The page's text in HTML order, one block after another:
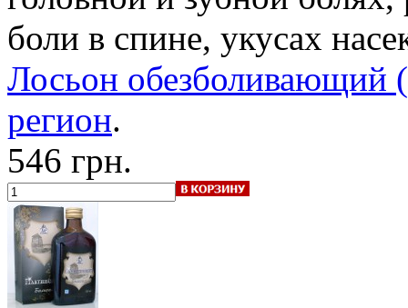
боли в спине, укусах
Лосьон обезболивающий
регион.
546 грн.